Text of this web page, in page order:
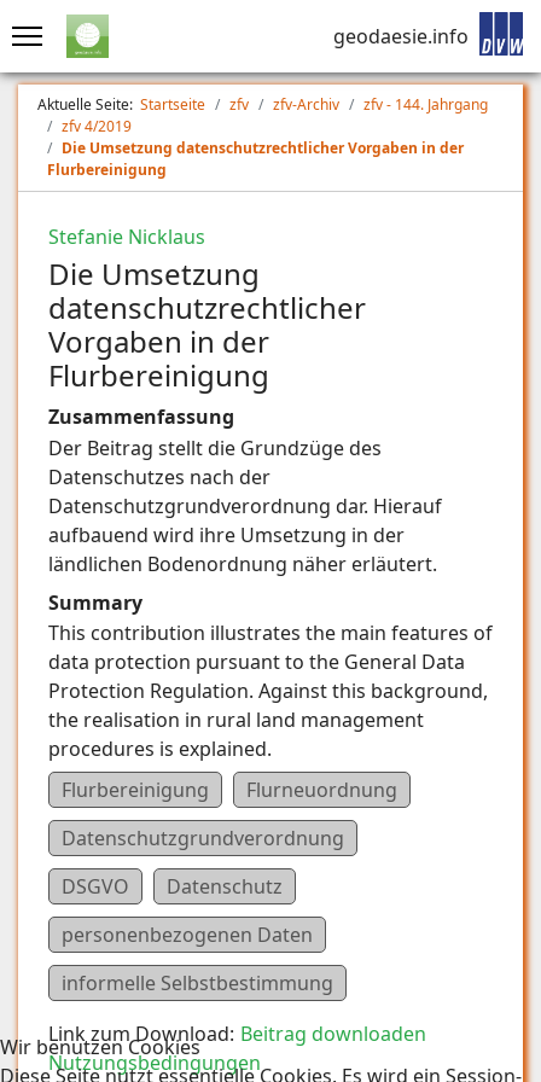
geodaesie.info
Aktuelle Seite: Startseite zfv zfv-Archiv
zfv - 144. Jahrgang
zfv 4/2019
Die Umsetzung datenschutzrechtlicher Vorgaben in der
Flurbereinigung
Stefanie Nicklaus
Die Umsetzung
datenschutzrechtlicher
Vorgaben in der
Flurbereinigung
Zusammenfassung
Der Beitrag stellt die Grundzüge des
Datenschutzes nach der
Datenschutzgrundverordnung dar. Hierauf
aufbauend wird ihre Umsetzung in der
ländlichen Bodenordnung näher erläutert.
Summary
This contribution illustrates the main features of
data protection pursuant to the General Data
Protection Regulation. Against this background,
the realisation in rural land management
procedures is explained.
Flurbereinigung
Flurneuordnung
Datenschutzgrundverordnung
DSGVO
Datenschutz
personen­bezogenen Daten
informelle Selbstbestimmung
Link zum Download: Beitrag downloaden
Nutzungsbedingungen
Wir benutzen Cookies
Diese Seite nutzt essentielle Cookies. Es wird ein Session-